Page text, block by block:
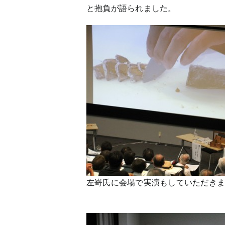
と抱負が語られました。
左嵜氏に会場で実演もしていただき